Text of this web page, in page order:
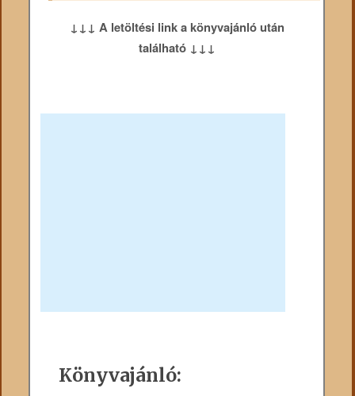
↓↓↓ A letöltési link a könyvajánló után
található ↓↓↓
Könyvajánló: